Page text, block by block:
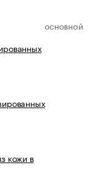
ОСНОВНОЙ
кожи в